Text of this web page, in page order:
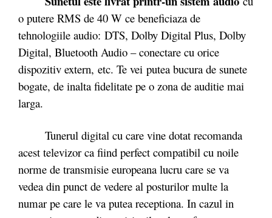
o putere RMS de 40 W ce beneficiaza de
tehnologiile audio: DTS, Dolby Digital Plus, Dolby
Digital, Bluetooth Audio – conectare cu orice
dispozitiv extern, etc. Te vei putea bucura de sunete
bogate, de inalta fidelitate pe o zona de auditie mai
larga.
Tunerul digital cu care vine dotat recomanda
acest televizor ca fiind perfect compatibil cu noile
norme de transmisie europeana lucru care se va
vedea din punct de vedere al posturilor multe la
numar pe care le va putea receptiona. In cazul in